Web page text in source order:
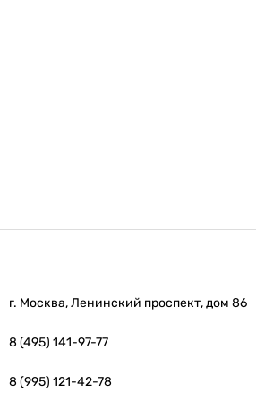
г. Москва, Ленинский проспект, дом 86
8 (495) 141-97-77
8 (995) 121-42-78